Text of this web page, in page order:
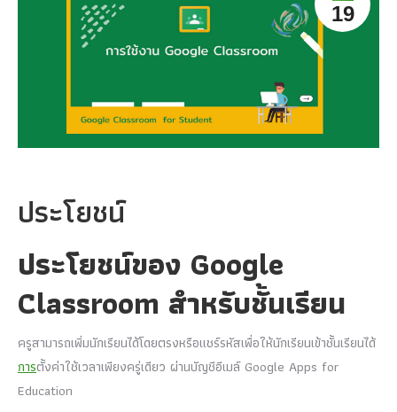
19
ประโยชน์
ประโยชน์ของ Google
Classroom สำหรับชั้นเรียน
ครูสามารถเพิ่มนักเรียนได้โดยตรงหรือแชร์รหัสเพื่อให้นักเรียนเข้าชั้นเรียนได้
การตั้งค่าใช้เวลาเพียงครู่เดียว ผ่านบัญชีอีเมล์ Google Apps for
Education